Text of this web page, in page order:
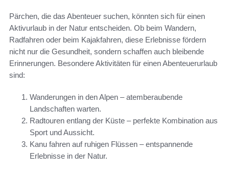
Pärchen, die das Abenteuer suchen, könnten sich für einen
Aktivurlaub in der Natur entscheiden. Ob beim Wandern,
Radfahren oder beim Kajakfahren, diese Erlebnisse fördern
nicht nur die Gesundheit, sondern schaffen auch bleibende
Erinnerungen. Besondere Aktivitäten für einen Abenteuerurlaub
sind:
Wanderungen in den Alpen – atemberaubende
Landschaften warten.
Radtouren entlang der Küste – perfekte Kombination aus
Sport und Aussicht.
Kanu fahren auf ruhigen Flüssen – entspannende
Erlebnisse in der Natur.